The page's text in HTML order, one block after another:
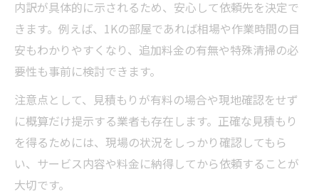
内訳が具体的に示されるため、安心して依頼先を決定で
きます。例えば、1Kの部屋であれば相場や作業時間の目
安もわかりやすくなり、追加料金の有無や特殊清掃の必
要性も事前に検討できます。
注意点として、見積もりが有料の場合や現地確認をせず
に概算だけ提示する業者も存在します。正確な見積もり
を得るためには、現場の状況をしっかり確認してもら
い、サービス内容や料金に納得してから依頼することが
大切です。